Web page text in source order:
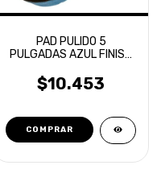
PAD PULIDO 5
PULGADAS AZUL FINISH
$10.453